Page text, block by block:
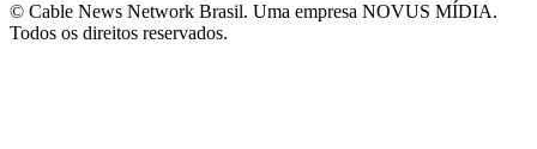
© Cable News Network Brasil. Uma empresa NOVUS MÍDIA.
Todos os direitos reservados.